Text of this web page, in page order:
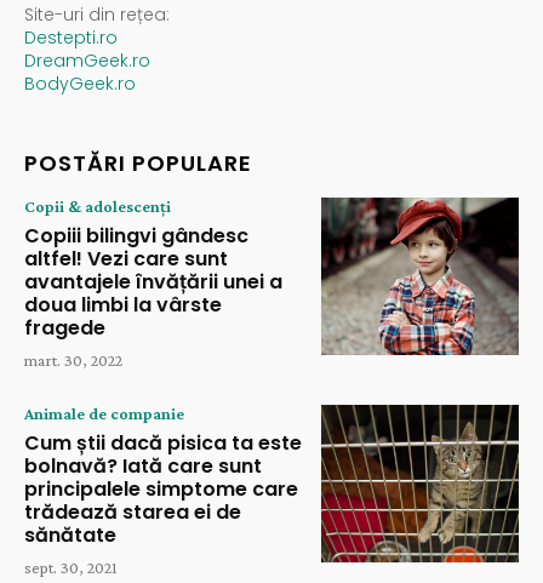
Site-uri din rețea:
Destepti.ro
DreamGeek.ro
BodyGeek.ro
POSTĂRI POPULARE
Copii & adolescenți
Copiii bilingvi gândesc
altfel! Vezi care sunt
avantajele învățării unei a
doua limbi la vârste
fragede
mart. 30, 2022
Animale de companie
Cum știi dacă pisica ta este
bolnavă? Iată care sunt
principalele simptome care
trădează starea ei de
sănătate
sept. 30, 2021